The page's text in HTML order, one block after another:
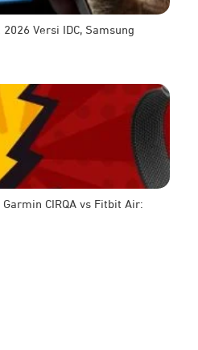
Versi IDC, Samsung
CIRQA vs Fitbit Air: